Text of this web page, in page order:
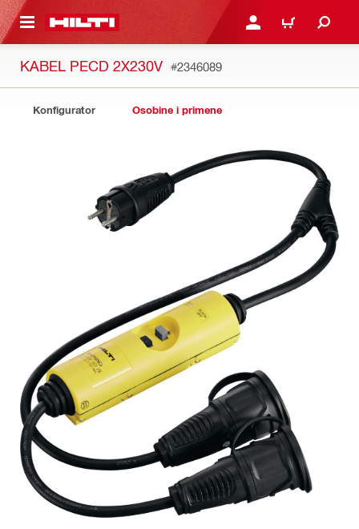
SADRŽAJ PRIJAVITE SE ILI SE
KORPA
KABEL PECD 2X230V #2346089
Konfigurator Osobine i primene